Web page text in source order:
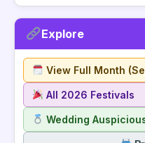
Explore
View Full Month
All 2026 Festivals
Wedding